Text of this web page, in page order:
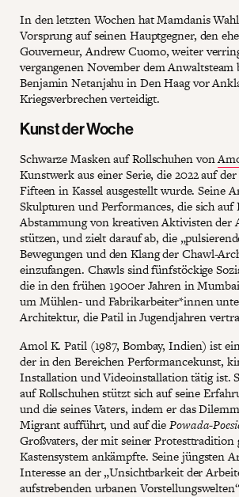
In den letzten Wochen hat Mamdanis
Vorsprung auf seinen Hauptgegner, den
Gouverneur, Andrew Cuomo, weiter
vergangenen November dem Anwaltsteam
Benjamin Netanjahu in Den Haag vor
Kriegsverbrechen verteidigt.
Kunst der Woche
Schwarze Masken auf Rollschuhen von
Kunstwerk aus einer Serie, die 2022 auf
Fifteen in Kassel ausgestellt wurde. Seine
Skulpturen und Performances, die sich auf
Abstammung von kreativen Aktivisten der
stützen, und zielt darauf ab, die
Bewegungen und den Klang der Chawl-
einzufangen. Chawls sind fünfstöckige
die in den frühen 1900er Jahren in
um Mühlen- und Fabrikarbeiter*innen
Architektur, die Patil in Jugendjahren
Amol K. Patil (1987, Bombay, Indien) ist
der in den Bereichen Performancekunst,
Installation und Videoinstallation tätig ist.
auf Rollschuhen stützt sich auf seine
und die seines Vaters, indem er das
Migrant aufführt, und auf diePowada-
Großvaters, der mit seiner Protesttradition
Kastensystem ankämpfte. Seine jüngsten
Interesse an der „Unsichtbarkeit der
aufstrebenden urbanen